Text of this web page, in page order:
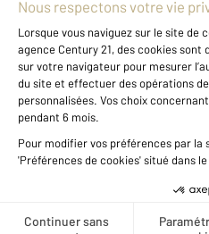
À propos
International
Nous contacter
Données
Gestionnaire